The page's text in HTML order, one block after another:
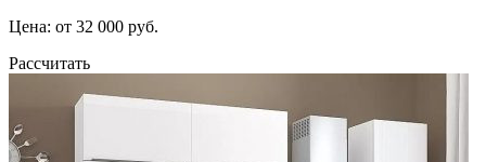
Цена: от 32 000 руб.
Рассчитать